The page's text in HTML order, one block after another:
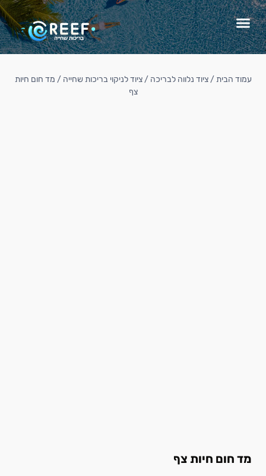
מד חום חיות צף
עמוד הבית/ציוד נלווה לבריכה /ציוד לניקוי בריכות שחייה / מד חום חיות
צף